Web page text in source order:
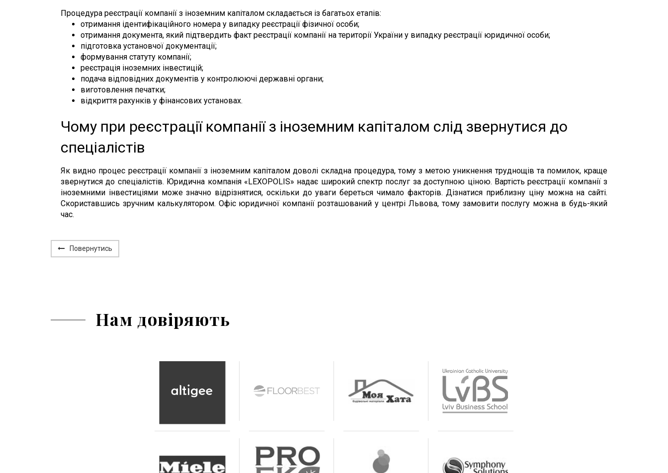
Процедура реєстрації компанії з іноземним капіталом складається із багатьох етапів:
отримання ідентифікаційного номера у випадку реєстрації фізичної особи;
отримання документа, який підтвердить факт реєстрації компанії на території України у випадку реєстрації юридичної особи;
підготовка установчої документації;
формування статуту компанії;
реєстрація іноземних інвестицій;
подача відповідних документів у контролюючі державні органи;
виготовлення печатки;
відкриття рахунків у фінансових установах.
Чому при реєстрації компанії з іноземним капіталом слід звернутися до
спеціалістів
Як видно процес реєстрації компанії з іноземним капіталом доволі складна процедура, тому з метою уникнення труднощів та помилок, краще
звернутися до спеціалістів. Юридична компанія «LEXOPOLIS» надає широкий спектр послуг за доступною ціною. Вартість реєстрації компанії з
іноземними інвестиціями може значно відрізнятися, оскільки до уваги береться чимало факторів. Дізнатися приблизну ціну можна на сайті.
Скориставшись зручним калькулятором. Офіс юридичної компанії розташований у центрі Львова, тому замовити послугу можна в будь-який
час.
Повернутись
Нам довіряють